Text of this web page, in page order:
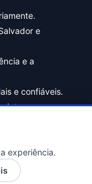
e
e a
e confiáveis.
interesse
experiência.